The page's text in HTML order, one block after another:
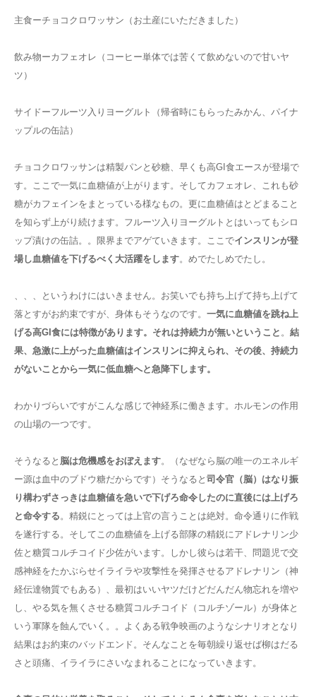
主食ーチョコクロワッサン（お土産にいただきました）
飲み物ーカフェオレ（コーヒー単体では苦くて飲めないので甘いヤ
ツ）
サイドーフルーツ入りヨーグルト（帰省時にもらったみかん、パイナ
ップルの缶詰）
チョコクロワッサンは精製パンと砂糖、早くも高GI食エースが登場で
す。ここで一気に血糖値が上がります。そしてカフェオレ、これも砂
糖がカフェインをまとっている様なもの。更に血糖値はとどまること
を知らず上がり続けます。フルーツ入りヨーグルトとはいってもシロ
ップ漬けの缶詰。。限界までアゲていきます。ここでインスリンが登
場し血糖値を下げるべく大活躍をします。めでたしめでたし。
、、、というわけにはいきません。お笑いでも持ち上げて持ち上げて
落とすがお約束ですが、身体もそうなのです。 一気に血糖値を跳ね上
げる高GI食には特徴があります。それは持続力が無いということ 。 結
果、急激に上がった血糖値はインスリンに抑えられ、その後、持続力
がないことから一気に低血糖へと急降下します。
わかりづらいですがこんな感じで神経系に働きます。ホルモンの作用
の山場の一つです。
そうなると 脳は危機感をおぼえます。（なぜなら脳の唯一のエネルギ
ー源は血中のブドウ糖だからです）そうなると 司令官（脳）はなり振
り構わずさっきは血糖値を急いで下げろ命令したのに直後には上げろ
と命令する 。精鋭にとっては上官の言うことは絶対。命令通りに作戦
を遂行する。そしてこの血糖値を上げる部隊の精鋭にアドレナリン少
佐と糖質コルチコイド少佐がいます。しかし彼らは若干、問題児で交
感神経をたかぶらせイライラや攻撃性を発揮させるアドレナリン（神
経伝達物質でもある）、最初はいいヤツだけどだんだん物忘れを増や
し、やる気を無くさせる糖質コルチコイド（コルチゾール）が身体と
いう軍隊を蝕んでいく。。よくある戦争映画のようなシナリオとなり
結果はお約束のバッドエンド。そんなことを毎朝繰り返せば柳はだる
さと頭痛、イライラにさいなまれることになっていきます。